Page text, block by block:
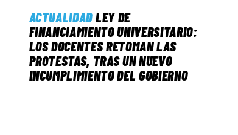
ACTUALIDADLEY DE
FINANCIAMIENTO UNIVERSITARIO:
LOS DOCENTES RETOMAN LAS
PROTESTAS, TRAS UN NUEVO
INCUMPLIMIENTO DEL GOBIERNO